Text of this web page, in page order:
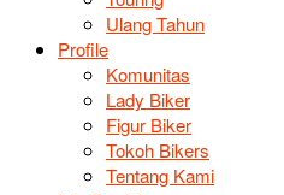
Ulang Tahun
Profile
Komunitas
Lady Biker
Figur Biker
Tokoh Bikers
Tentang Kami